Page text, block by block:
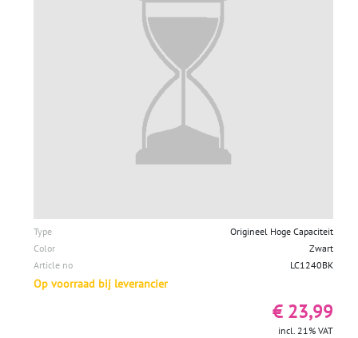
Type
Origineel Hoge Capaciteit
Color
Zwart
Article no
LC1240BK
Op voorraad bij leverancier
€ 23,99
incl. 21% VAT